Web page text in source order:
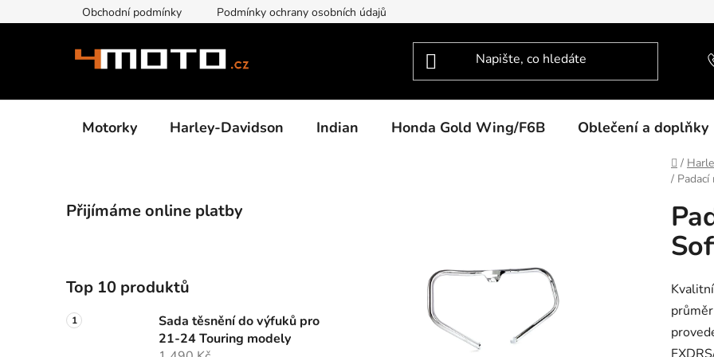
na
Obchodní podmínky Podmínky ochrany osobních údajů
Motorky Harley-Davidson Indian Honda Gold Wing/F6B Oblečení a doplňky
Domů
/
/
o
r
a
n
Přijímáme online platby
Top 10 produktů
Sada těsnění do výfuků pro
21-24 Touring modely